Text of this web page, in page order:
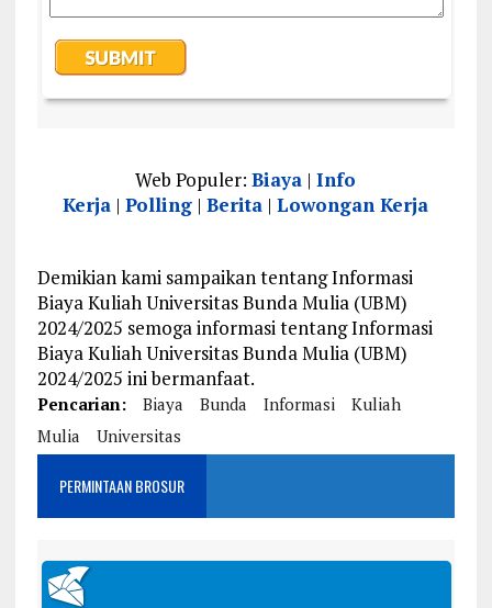
Web Populer:Biaya |Info
Kerja |Polling |Berita |Lowongan Kerja
Demikian kami sampaikan tentang Informasi
Biaya Kuliah Universitas Bunda Mulia (UBM)
2024/2025 semoga informasi tentang Informasi
Biaya Kuliah Universitas Bunda Mulia (UBM)
2024/2025 ini bermanfaat.
Pencarian: Biaya Bunda Informasi
Kuliah
Mulia
Universitas
PERMINTAAN BROSUR